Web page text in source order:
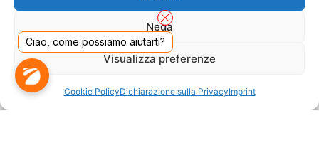
Nega
Visualizza preferenze
Cookie PolicyDichiarazione sulla PrivacyImprint
DADO S.R.L. Unipersonale - Viale Enrico Forlanini 23 - 20134 Milano (MI) - Italy
Ciao, come possiamo aiutarti?